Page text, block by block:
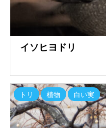
イソヒヨドリ
トリ 植物 白い実